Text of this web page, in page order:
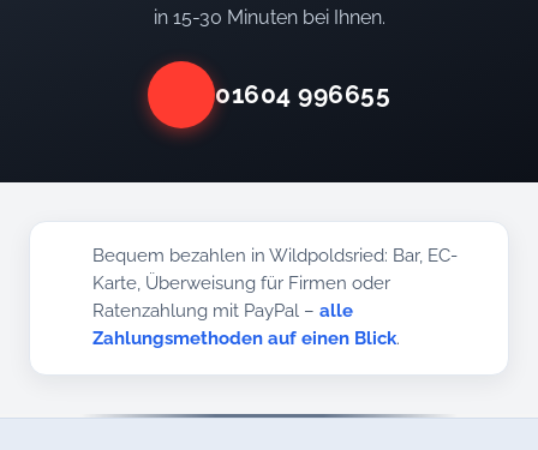
in 15-30 Minuten bei Ihnen.
01604 996655
Bequem bezahlen in Wildpoldsried: Bar, EC-
Karte, Überweisung für Firmen oder
Ratenzahlung mit PayPal –alle
Zahlungsmethoden auf einen Blick.